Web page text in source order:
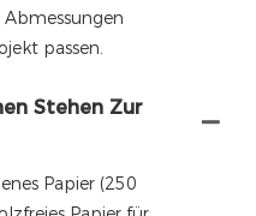
passen.
Stehen Zur
Papier (250